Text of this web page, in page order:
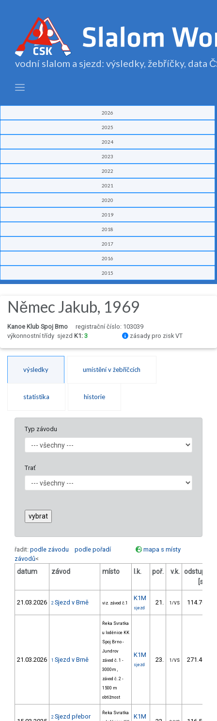
vodní slalom a sjezd: výsledky, žebříčky, data
2026
2025
2024
2023
2022
2021
2020
2019
2018
2017
2016
2015
Němec Jakub, 1969
Kanoe Klub Spoj Brno
registrační číslo: 103039
výkonnostní třídy sjezd K1: 3 zásady pro zisk VT
výsledky umístění v žebříčcích
statistika historie
Typ závodu
Trať
řadit: podle závodu podle pořadí
mapa s místy
závodů<
datum závod místo l.k. poř. v.k. odstup
[s]
21.03.2026 2 Sjezd v Brně viz. závod č.1
K1M
sjezd
21. 1/VS 114.70
21.03.2026 1 Sjezd v Brně
Řeka Svratka
u loděnice KK
Spoj Brno -
Jundrov
závod č. 1 -
3000m ,
závod č. 2 -
1500 m
obtížnost
K1M
sjezd
23. 1/VS 271.40
2 Sjezd přebor
Řeka Svratka
K1M